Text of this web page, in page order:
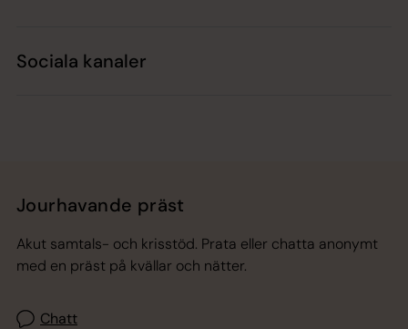
Sociala kanaler
Jourhavande präst
Akut samtals- och krisstöd. Prata eller chatta anonymt
med en präst på kvällar och nätter.
Chatt